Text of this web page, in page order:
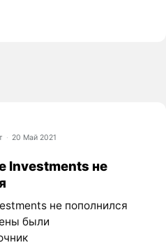
20 Май 2021
Investments не
не пополнился
были